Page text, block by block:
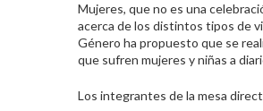
Mujeres, que no es una
acerca de los distintos tipos de
Género ha propuesto que se
que sufren mujeres y niñas a
Los integrantes de la mesa